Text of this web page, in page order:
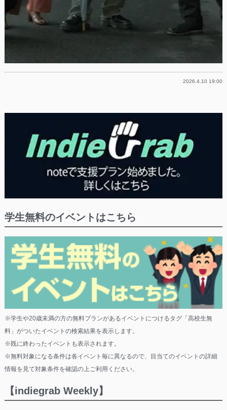
2026.4.10 19:00
学生無料のイベントはこちら
※学生や20歳未満の方の無料プランがあるイベントにつけるタグ「高校生無
料」がついたイベントの検索結果を表示します。
※既に終わったイベントも表示されます。
※無料対象になる条件は各イベント毎に異なるので、目当てのイベントの詳細
情報を見て対象条件を確認の上ご利用ください。
【indiegrab Weekly】